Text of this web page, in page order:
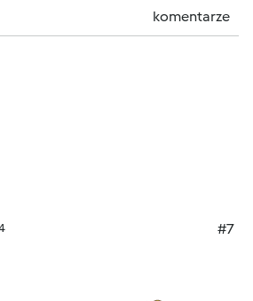
komentarze
#7